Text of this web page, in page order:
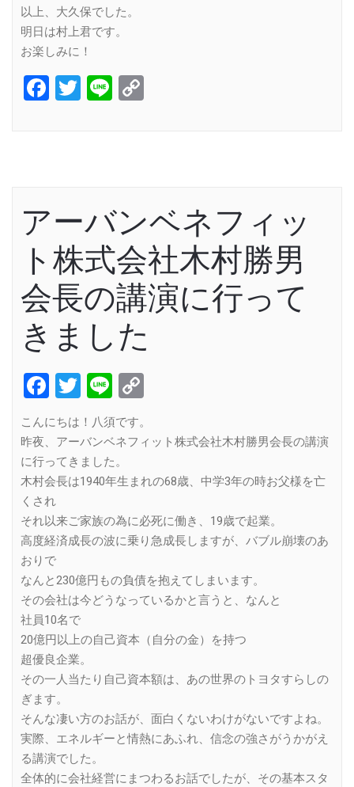
以上、大久保でした。
明日は村上君です。
お楽しみに！
Facebook
Twitter
Line
アーバンベネフィッ
ト株式会社木村勝男
会長の講演に行って
きました
Facebook
Twitter
Line
こんにちは！八須です。
昨夜、アーバンベネフィット株式会社木村勝男会長の講演
に行ってきました。
木村会長は1940年生まれの68歳、中学3年の時お父様を亡
くされ
それ以来ご家族の為に必死に働き、19歳で起業。
高度経済成長の波に乗り急成長しますが、バブル崩壊のあ
おりで
なんと230億円もの負債を抱えてしまいます。
その会社は今どうなっているかと言うと、なんと
社員10名で
20億円以上の自己資本（自分の金）を持つ
超優良企業。
その一人当たり自己資本額は、あの世界のトヨタすらしの
ぎます。
そんな凄い方のお話が、面白くないわけがないですよね。
実際、エネルギーと情熱にあふれ、信念の強さがうかがえ
る講演でした。
全体的に会社経営にまつわるお話でしたが、その基本スタ